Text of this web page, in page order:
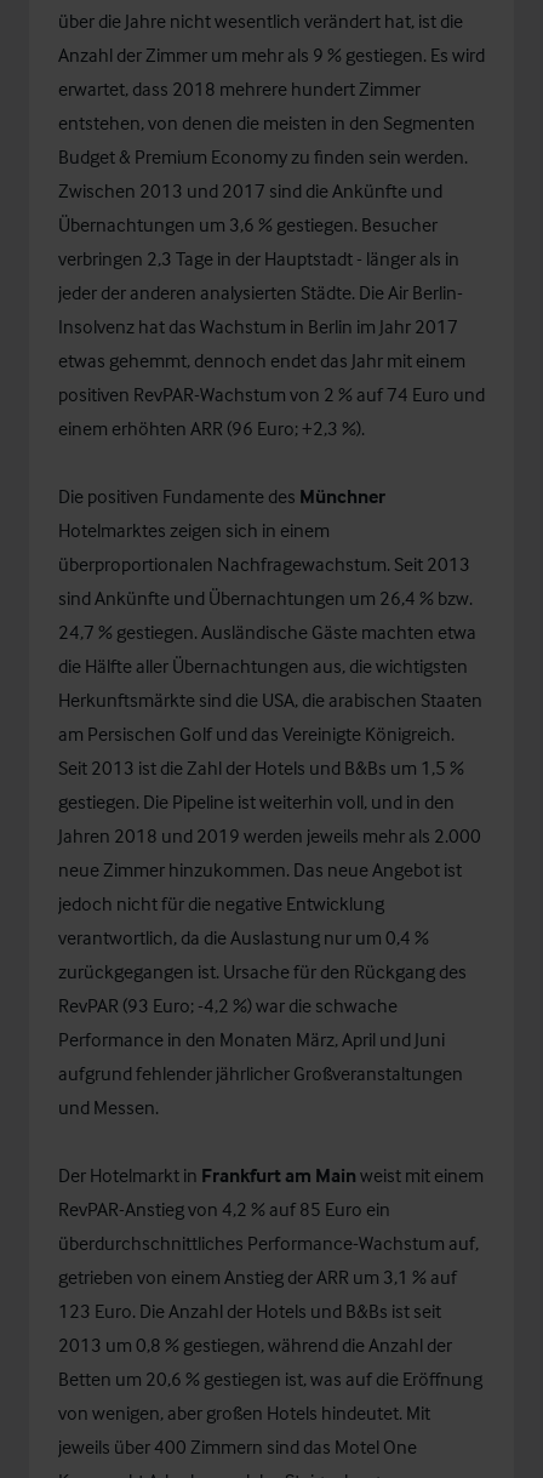
über die Jahre nicht wesentlich verändert hat, ist die
Anzahl der Zimmer um mehr als 9 % gestiegen. Es wird
erwartet, dass 2018 mehrere hundert Zimmer
entstehen, von denen die meisten in den Segmenten
Budget & Premium Economy zu finden sein werden.
Zwischen 2013 und 2017 sind die Ankünfte und
Übernachtungen um 3,6 % gestiegen. Besucher
verbringen 2,3 Tage in der Hauptstadt - länger als in
jeder der anderen analysierten Städte. Die Air Berlin-
Insolvenz hat das Wachstum in Berlin im Jahr 2017
etwas gehemmt, dennoch endet das Jahr mit einem
positiven RevPAR-Wachstum von 2 % auf 74 Euro und
einem erhöhten ARR (96 Euro; +2,3 %).
Die positiven Fundamente des Münchner
Hotelmarktes zeigen sich in einem
überproportionalen Nachfragewachstum. Seit 2013
sind Ankünfte und Übernachtungen um 26,4 % bzw.
24,7 % gestiegen. Ausländische Gäste machten etwa
die Hälfte aller Übernachtungen aus, die wichtigsten
Herkunftsmärkte sind die USA, die arabischen Staaten
am Persischen Golf und das Vereinigte Königreich.
Seit 2013 ist die Zahl der Hotels und B&Bs um 1,5 %
gestiegen. Die Pipeline ist weiterhin voll, und in den
Jahren 2018 und 2019 werden jeweils mehr als 2.000
neue Zimmer hinzukommen. Das neue Angebot ist
jedoch nicht für die negative Entwicklung
verantwortlich, da die Auslastung nur um 0,4 %
zurückgegangen ist. Ursache für den Rückgang des
RevPAR (93 Euro; -4,2 %) war die schwache
Performance in den Monaten März, April und Juni
aufgrund fehlender jährlicher Großveranstaltungen
und Messen.
Der Hotelmarkt in Frankfurt am Main weist mit einem
RevPAR-Anstieg von 4,2 % auf 85 Euro ein
überdurchschnittliches Performance-Wachstum auf,
getrieben von einem Anstieg der ARR um 3,1 % auf
123 Euro. Die Anzahl der Hotels und B&Bs ist seit
2013 um 0,8 % gestiegen, während die Anzahl der
Betten um 20,6 % gestiegen ist, was auf die Eröffnung
von wenigen, aber großen Hotels hindeutet. Mit
jeweils über 400 Zimmern sind das Motel One